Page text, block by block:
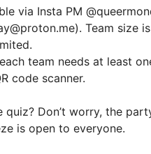
via Insta PM
Team size
team needs at least
code scanner.
quiz? Don’t worry, the
is open to everyone.